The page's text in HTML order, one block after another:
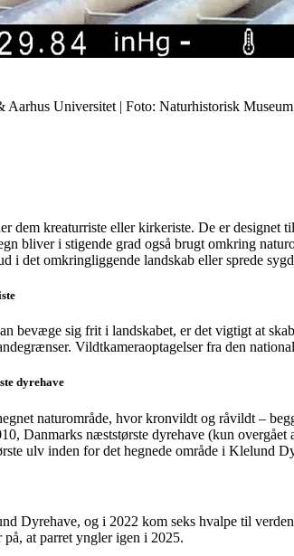
Aarhus Universitet | Foto: Naturhistorisk
dem kreaturriste eller kirkeriste. De er
bliver i stigende grad også brugt omkring
i det omkringliggende landskab eller sprede
bevæge sig frit i landskabet, er det vigtigt at
Vildtkameraoptagelser fra den
dyrehave
naturområde, hvor kronvildt og råvildt –
Danmarks næststørste dyrehave (kun
ulv inden for det hegnede område i Klelund
Dyrehave, og i 2022 kom seks hvalpe til
at parret yngler igen i 2025.